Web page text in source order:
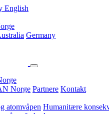
English
Germany
Norge Partnere Kontakt
atomvåpen Humanitære